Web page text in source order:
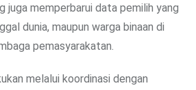
juga memperbarui data pemilih yang
dunia, maupun warga binaan di
pemasyarakatan.
melalui koordinasi dengan